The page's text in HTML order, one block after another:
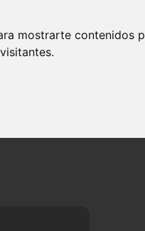
mostrarte contenidos